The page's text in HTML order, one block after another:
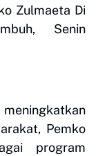
Zulmaeta Di
Senin
Pemko
program